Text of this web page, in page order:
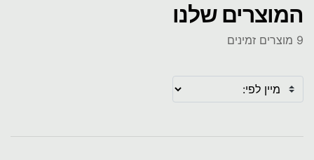
המוצרים שלנו
9 מוצרים זמינים